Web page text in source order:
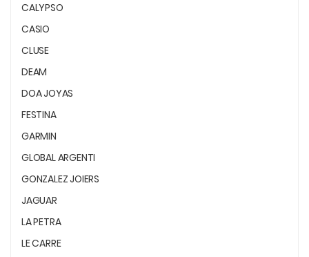
CALYPSO
CASIO
CLUSE
DEAM
DOA JOYAS
FESTINA
GARMIN
GLOBAL ARGENTI
GONZALEZ JOIERS
JAGUAR
LA PETRA
LE CARRE